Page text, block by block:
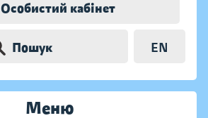
Особистий кабінет
Пошук EN
Меню